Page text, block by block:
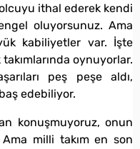
ithal ederek kendi
oluyorsunuz. Ama
kabiliyetler var. İşte
oynuyorlar.
peş peşe aldı,
edebiliyor.
konuşmuyoruz, onun
milli takım en son